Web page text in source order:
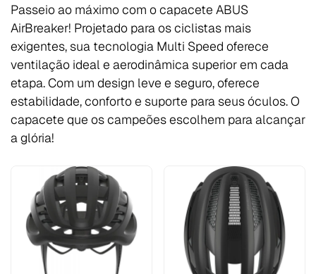
Passeio ao máximo com o capacete ABUS
AirBreaker! Projetado para os ciclistas mais
exigentes, sua tecnologia Multi Speed oferece
ventilação ideal e aerodinâmica superior em cada
etapa. Com um design leve e seguro, oferece
estabilidade, conforto e suporte para seus óculos. O
capacete que os campeões escolhem para alcançar
a glória!